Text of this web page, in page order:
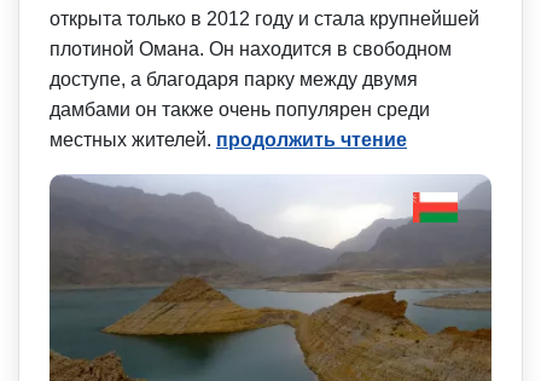
открыта только в 2012 году и стала крупнейшей
плотиной Омана. Он находится в свободном
доступе, а благодаря парку между двумя
дамбами он также очень популярен среди
местных жителей. продолжить чтение